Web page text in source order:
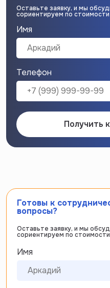
Оставьте заявку, и мы
сориентируем по
Имя
Телефон
Получить
Готовы к
вопросы?
Оставьте заявку, и мы
сориентируем по
Имя